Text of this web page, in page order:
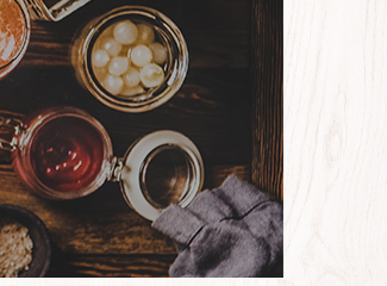
הסיפור שלנו
מזנון פרנק בתל-אביב
מדיניות משלוחים
תנאי שימוש
צרו קשר
מדיניות פרטיות